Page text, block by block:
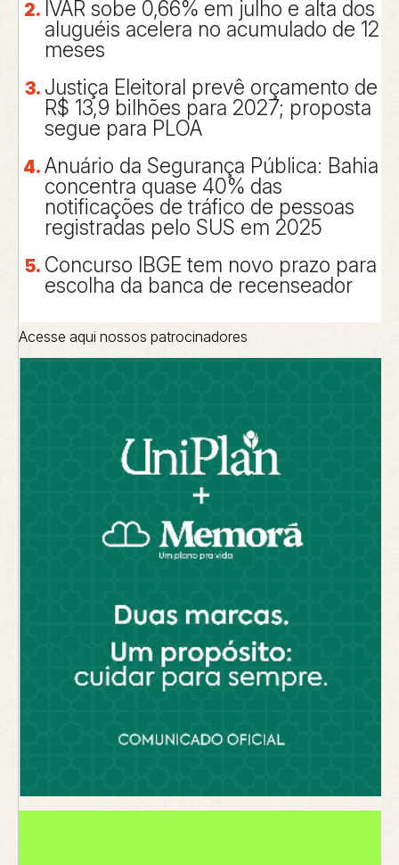
IVAR sobe 0,66% em julho e alta dos
aluguéis acelera no acumulado de 12
meses
Justiça Eleitoral prevê orçamento de
R$ 13,9 bilhões para 2027; proposta
segue para PLOA
Anuário da Segurança Pública: Bahia
concentra quase 40% das
notificações de tráfico de pessoas
registradas pelo SUS em 2025
Concurso IBGE tem novo prazo para
escolha da banca de recenseador
Acesse aqui nossos patrocinadores